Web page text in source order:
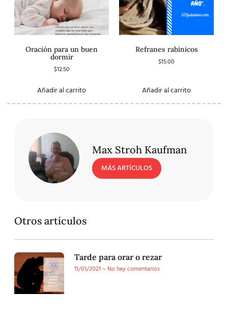
Oración para un buen
dormir
$12.50
Añadir al carrito
Refranes rabínicos
$15.00
Añadir al carrito
Max Stroh Kaufman
MÁS ARTÍCULOS
Otros artículos
Tarde para orar o rezar
11/01/2021
No hay comentarios